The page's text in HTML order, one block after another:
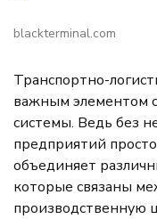
blackterminal.com
Транспортно-
важным элементом
системы. Ведь без
предприятий
объединяет
которые связаны
производственную